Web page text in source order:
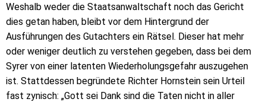
Weshalb weder die Staatsanwaltschaft noch das Gericht
dies getan haben, bleibt vor dem Hintergrund der
Ausführungen des Gutachters ein Rätsel. Dieser hat mehr
oder weniger deutlich zu verstehen gegeben, dass bei dem
Syrer von einer latenten Wiederholungsgefahr auszugehen
ist. Stattdessen begründete Richter Hornstein sein Urteil
fast zynisch: „Gott sei Dank sind die Taten nicht in aller